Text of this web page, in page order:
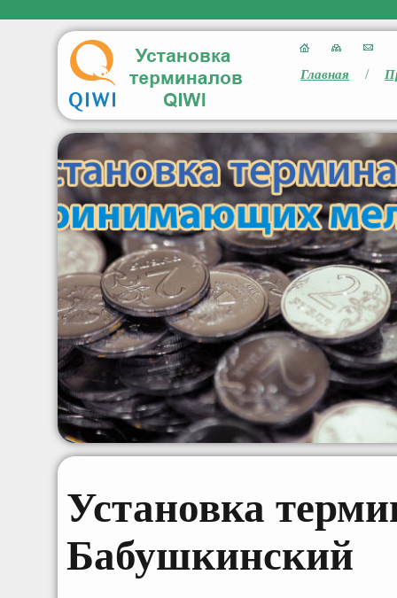
Главная /
Установка
Бабушкинский